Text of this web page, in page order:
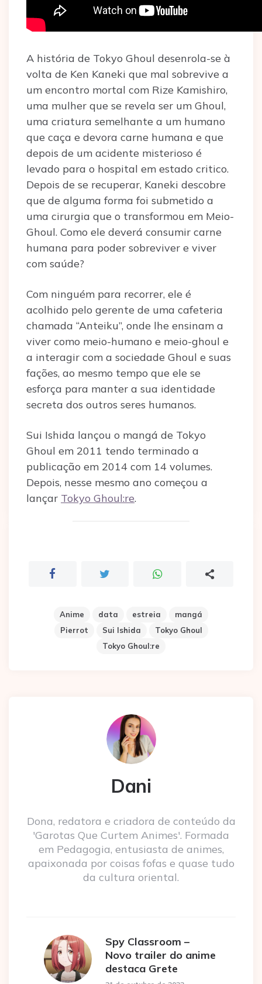
A história de Tokyo Ghoul desenrola-se à
volta de Ken Kaneki que mal sobrevive a
um encontro mortal com Rize Kamishiro,
uma mulher que se revela ser um Ghoul,
uma criatura semelhante a um humano
que caça e devora carne humana e que
depois de um acidente misterioso é
levado para o hospital em estado critico.
Depois de se recuperar, Kaneki descobre
que de alguma forma foi submetido a
uma cirurgia que o transformou em Meio-
Ghoul. Como ele deverá consumir carne
humana para poder sobreviver e viver
com saúde?
Com ninguém para recorrer, ele é
acolhido pelo gerente de uma cafeteria
chamada “Anteiku”, onde lhe ensinam a
viver como meio-humano e meio-ghoul e
a interagir com a sociedade Ghoul e suas
fações, ao mesmo tempo que ele se
esforça para manter a sua identidade
secreta dos outros seres humanos.
Sui Ishida lançou o mangá de Tokyo
Ghoul em 2011 tendo terminado a
publicação em 2014 com 14 volumes.
Depois, nesse mesmo ano começou a
lançar Tokyo Ghoul:re.
Anime data estreia
mangá
Pierrot
Sui Ishida
Tokyo Ghoul
Tokyo Ghoul:re
Dani
Dona, redatora e criadora de conteúdo da
'Garotas Que Curtem Animes'. Formada
em Pedagogia, entusiasta de animes,
apaixonada por coisas fofas e quase tudo
da cultura oriental.
Spy Classroom –
Novo trailer do anime
destaca Grete